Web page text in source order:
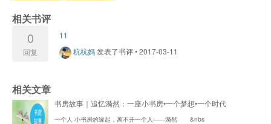
相关书评
0
回复
11
杭杭妈 发表了书评•2017-03-11
相关文章
书房故事｜追忆漪然：一座小书房•一个梦想•一个时代
一个人 小书房的缘起，离不开一个人——漪然 &nbs